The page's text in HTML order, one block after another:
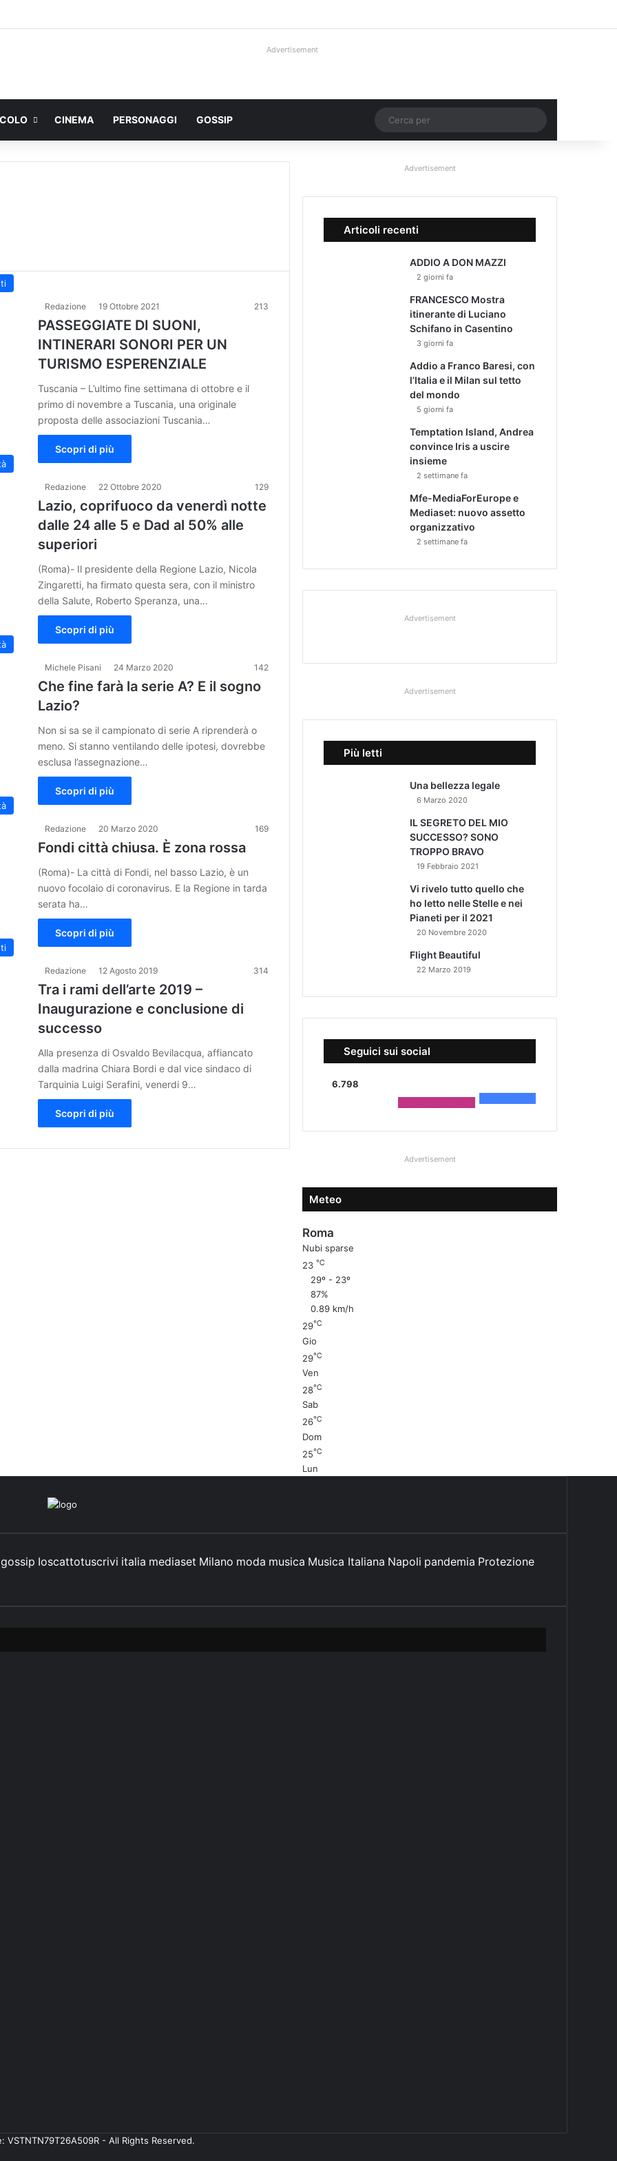
Advertisement
CINEMA PERSONAGGI GOSSIP Un articolo a caso
per
Redazione 19 Ottobre 2021 213
PASSEGGIATE DI SUONI,
INTINERARI SONORI PER UN
TURISMO ESPERENZIALE
Tuscania – L’ultimo fine settimana di ottobre e il
primo di novembre a Tuscania, una originale
proposta delle associazioni Tuscania…
Scopri di più
Redazione 22 Ottobre 2020 129
Lazio, coprifuoco da venerdì notte
dalle 24 alle 5 e Dad al 50% alle
superiori
(Roma)- Il presidente della Regione Lazio, Nicola
Zingaretti, ha firmato questa sera, con il ministro
della Salute, Roberto Speranza, una…
Scopri di più
Michele Pisani 24 Marzo 2020 142
Che fine farà la serie A? E il sogno
Lazio?
Non si sa se il campionato di serie A riprenderà o
meno. Si stanno ventilando delle ipotesi, dovrebbe
esclusa l’assegnazione…
Scopri di più
Redazione 20 Marzo 2020 169
Fondi città chiusa. È zona rossa
(Roma)- La città di Fondi, nel basso Lazio, è un
nuovo focolaio di coronavirus. E la Regione in tarda
serata ha…
Scopri di più
Redazione 12 Agosto 2019 314
Tra i rami dell’arte 2019 –
Inaugurazione e conclusione di
successo
Alla presenza di Osvaldo Bevilacqua, affiancato
dalla madrina Chiara Bordi e dal vice sindaco di
Tarquinia Luigi Serafini, venerdi 9…
Scopri di più
Advertisement
Articoli recenti
ADDIO A DON MAZZI
2 giorni fa
FRANCESCO Mostra
itinerante di Luciano
Schifano in Casentino
3 giorni fa
Addio a Franco Baresi, con
l’Italia e il Milan sul tetto
del mondo
5 giorni fa
Temptation Island, Andrea
convince Iris a uscire
insieme
2 settimane fa
Mfe-MediaForEurope e
Mediaset: nuovo assetto
organizzativo
2 settimane fa
Advertisement
Advertisement
Più letti
Una bellezza legale
6 Marzo 2020
IL SEGRETO DEL MIO
SUCCESSO? SONO
TROPPO BRAVO
19 Febbraio 2021
Vi rivelo tutto quello che
ho letto nelle Stelle e nei
Pianeti per il 2021
20 Novembre 2020
Flight Beautiful
22 Marzo 2019
Seguici sui social
6.798
Advertisement
Meteo
Roma
Nubi sparse
23℃
29º - 23º
87%
0.89 km/h
29℃
Gio
29℃
Ven
28℃
Sab
26℃
Dom
25℃
Lun
gossip Ioscattotuscrivi italia mediaset Milano moda musica Musica Italiana Napoli pandemia Protezione
- All Rights Reserved.